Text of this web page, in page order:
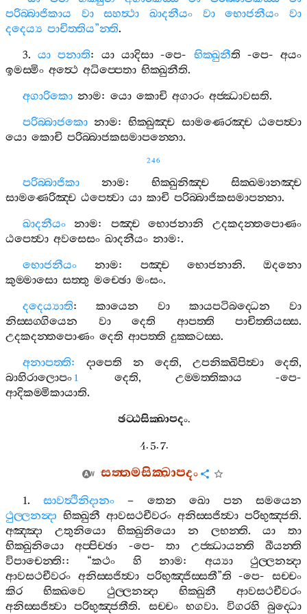
පරිබ‍්බාජිකාය
වා සහත්‍ථා ඛාදනීයං වා භොජනීයං
වා
දදෙය්‍ය පාචිත‍්තිය”න‍්ති.
3. යා පනාති:යා යාදිසා -පෙ- භික‍්ඛුනීති -පෙ- අයං
ඉමස‍්මිං අත්‍ථෙ අධිප‍්පෙතා භික‍්ඛුනීති.
අගාරිකො නාම: යො කොචි අගාරං අජ‍්ඣාවසති.
පරිබ‍්බාජකො නාම:භික‍්ඛුඤ‍්ච සාමණෙරඤ‍්ච ඨපෙත්‍වා
යො කොචි පරිබ‍්බාජකසමාපන‍්නො.
246
පරිබ‍්බාජිකා නාම: භික‍්ඛුනිඤ‍්ච
සික‍්ඛමානඤ‍්ච
සාමණෙරිඤ‍්ච ඨපෙත්‍වා යා කාචි පරිබ‍්බාජිකසමාපන‍්නා.
ඛාදනීයං
නාම: පඤ‍්ච භොජනානි
උදකදන‍්තපොණං
ඨපෙත්‍වා අවසෙසං ඛාදනීයං නාම:.
භොජනීයං
නාම: පඤ‍්ච භොජනානි. ඔදනො
කුම‍්මාසො සත‍්තු මච‍්ඡො මංසං.
දදෙය්‍යාති:කායෙන වා කායපටිබද‍්ධෙන
වා
නිස‍්සග‍්ගියෙන
වා දෙති ආපත‍්ති පාචිත‍්තියස‍්ස.
උදකදන‍්තපොණං දෙති ආපත‍්ති දුක‍්කටස‍්ස.
අනාපත‍්ති: දාපෙති න දෙති, උපනික‍්ඛිපිත්‍වා දෙති,
බාහිරාලොපං 1 දෙති, උම‍්මත‍්තිකාය -පෙ-
ආදිකම‍්මිකායාති.
ඡට‍්ඨසික‍්ඛාපදං.
4. 5. 7.
සත‍්තමසික‍්ඛාපදං
1.සාවත්‍ථිනිදානං – තෙන ඛො පන
සමයෙන
ථුල‍්ලනන්‍දා භික‍්ඛුනී ආවසථචීවරං අනිස‍්සජිත්‍වා පරිභුඤ‍්ජති.
අඤ‍්ඤා
උතුනියො භික‍්ඛුනියො න ලභන‍්ති.යා
තා
භික‍්ඛුනියො
අප‍්පිච‍්ඡා -පෙ-තා උජ‍්ඣායන‍්ති
ඛීයන‍්ති
විපාචෙන‍්ති:: “කථං හි නාම: අය්‍යා
ථුල‍්ලනන්‍දා
ආවසථචීවරං අනිස‍්සජිත්‍වා පරිභුඤ‍්ජිස‍්සතී”ති -පෙ- සච‍්චං
කිර
භික‍්ඛවෙ ථුල‍්ලනන්‍දා භික‍්ඛුනී
ආවසථචීවරං
අනිස‍්සජිත්‍වා
පරිභුඤ‍්ජතීති. සච‍්චං භගවා. විගරහි
බුද‍්ධො